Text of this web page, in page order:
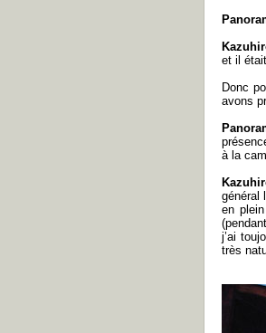
et il
Donc
avons
à la
général
en
j’ai
très